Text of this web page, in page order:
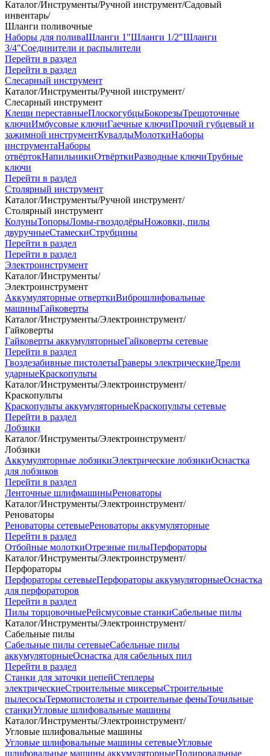
Каталог/Инструменты/Ручной инструмент/Садовый
инвентарь/
Шланги поливочные
Наборы для поливаШланги 1"Шланги 1/2"Шланги
3/4"Соединители и распылители
Перейти в раздел
Перейти в раздел
Слесарный инструмент
Каталог/Инструменты/Ручной инструмент/
Слесарный инструмент
Клещи переставныеПлоскогубцыБокорезыТрещоточные
ключиИмбусовые ключиГаечные ключиПрочий губцевый и
зажимной инструментКувалдыМолоткиНаборы
инструментаНаборы
отвёртокНапильникиОтвёрткиРазводные ключиТрубные
ключи
Перейти в раздел
Столярный инструмент
Каталог/Инструменты/Ручной инструмент/
Столярный инструмент
КолуныТопорыЛомы-гвоздодёрыНожовки, пилы
двуручныеСтамескиСтрубцины
Перейти в раздел
Перейти в раздел
Электроинструмент
Каталог/Инструменты/
Электроинструмент
Аккумуляторные отверткиВиброшлифовальные
машиныГайковерты
Каталог/Инструменты/Электроинструмент/
Гайковерты
Гайковерты аккумуляторныеГайковерты сетевые
Перейти в раздел
Гвоздезабивные пистолетыГраверы электрическиеДрели
ударныеКраскопульты
Каталог/Инструменты/Электроинструмент/
Краскопульты
Краскопульты аккумуляторныеКраскопульты сетевые
Перейти в раздел
Лобзики
Каталог/Инструменты/Электроинструмент/
Лобзики
Аккумуляторные лобзикиЭлектрические лобзикиОснастка
для лобзиков
Перейти в раздел
Ленточные шлифмашиныРеноваторы
Каталог/Инструменты/Электроинструмент/
Реноваторы
Реноваторы сетевыеРеноваторы аккумуляторные
Перейти в раздел
Отбойные молоткиОтрезные пилыПерфораторы
Каталог/Инструменты/Электроинструмент/
Перфораторы
Перфораторы сетевыеПерфораторы аккумуляторныеОснастка
для перфораторов
Перейти в раздел
Пилы торцовочныеРейсмусовые станкиСабельные пилы
Каталог/Инструменты/Электроинструмент/
Сабельные пилы
Сабельные пилы сетевыеСабельные пилы
аккумуляторныеОснастка для сабельных пил
Перейти в раздел
Станки для заточки цепейСтеплеры
электрическиеСтроительные миксерыСтроительные
пылесосыТермопистолеты и строительные феныТочильные
станкиУгловые шлифовальные машины
Каталог/Инструменты/Электроинструмент/
Угловые шлифовальные машины
Угловые шлифовальные машины сетевыеУгловые
шлифовальные машины аккумуляторныеПолировальные